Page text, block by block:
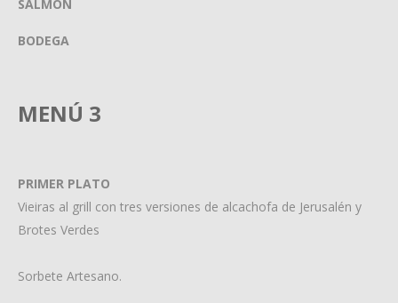
SALMON
BODEGA
MENÚ 3
PRIMER PLATO
Vieiras al grill con tres versiones de alcachofa de Jerusalén y
Brotes Verdes
Sorbete Artesano.